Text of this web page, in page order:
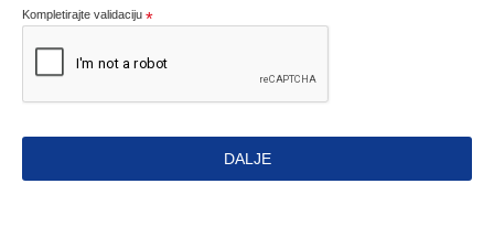
Kompletirajte validaciju
DALJE